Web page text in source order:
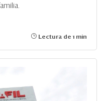
Lectura de 1 min